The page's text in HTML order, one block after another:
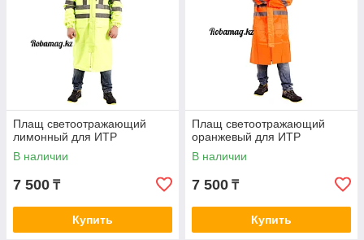
Плащ светоотражающий
лимонный для ИТР
В наличии
7 500 ₸
Купить
Плащ светоотражающий
оранжевый для ИТР
В наличии
7 500 ₸
Купить